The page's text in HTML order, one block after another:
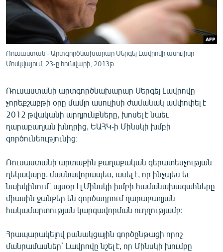
ՍՊՈՐՏ
ՄԵԿՆԱԲԱՆՈՒԹՅՈՒՆ
ՏՏ ԵՒ ԻՆՏԵՐՆԵՏ
ԿՈՐՈՆԱՎԻՐՈՒՍ
ՏԵՍԱՆՅՈՒԹԵՐ
ԲԱՆԱՎԵՃ
ՁԳՏԵԼՈՎ ԼԱՎԱԳՈՒՅՆԻՆ
Հայերեն
English
Русский
ՀԵՏԵՎԵՔ ՄԵԶ
Ռուսաստան - Արտգործնախարար Սերգեյ Լավրովի ասուլիսը
Մոսկվայում, 23-ը հունվարի, 2013թ.
Ռուսաստանի արտգործնախարար Սերգեյ Լավրովը
չորեքշաբթի օրը մամլո ասուլիսի ժամանակ ամփոփել է
2012 թվականի արդյունքները, խոսել է նաեւ
ղարաբաղյան խնդրից, ԵԱՀԿ-ի Մինսկի խմբի
գործունեությունից։
Ռուսաստանի արտաքին քաղաքական գերատեսչության
ղեկավարը, մասնավորապես, ասել է, որ ինչպես եւ
նախկինում` այսօր էլ Մինսկի խմբի համանախագահները
միասին ջանքեր են գործադրում ղարաբաղյան
հակամարտության կարգավորման ուղղությամբ:
Հրապարակելով բանակցային գործընթացի որոշ
մանրամասներ` Լավրովը նշել է, որ Մինսկի խումբը